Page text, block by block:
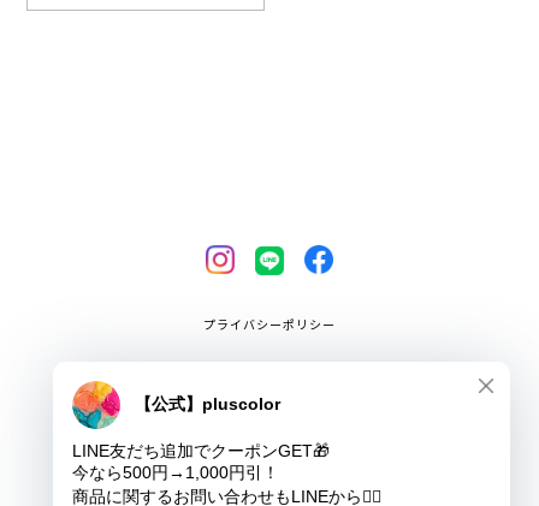
プライバシーポリシー